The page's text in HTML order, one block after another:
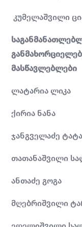
კუმელაშვილი
მასწავლებლები
ლატარია ლიკა
ქირია ნანა
ჯანგველაძე ტატა
თათანაშვილი
ანთაძე გოგა
მღებრიშვილი